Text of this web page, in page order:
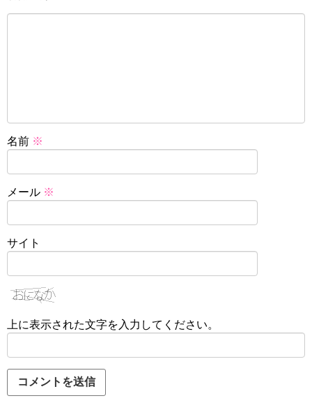
名前 ※
メール ※
サイト
上に表示された文字を入力してください。